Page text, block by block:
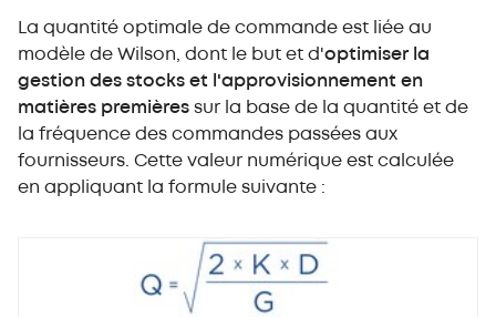
La quantité optimale de commande est liée au
modèle de Wilson, dont le but et d'optimiser la
gestion des stocks et l'approvisionnement en
matières premières sur la base de la quantité et de
la fréquence des commandes passées aux
fournisseurs. Cette valeur numérique est calculée
en appliquant la formule suivante :